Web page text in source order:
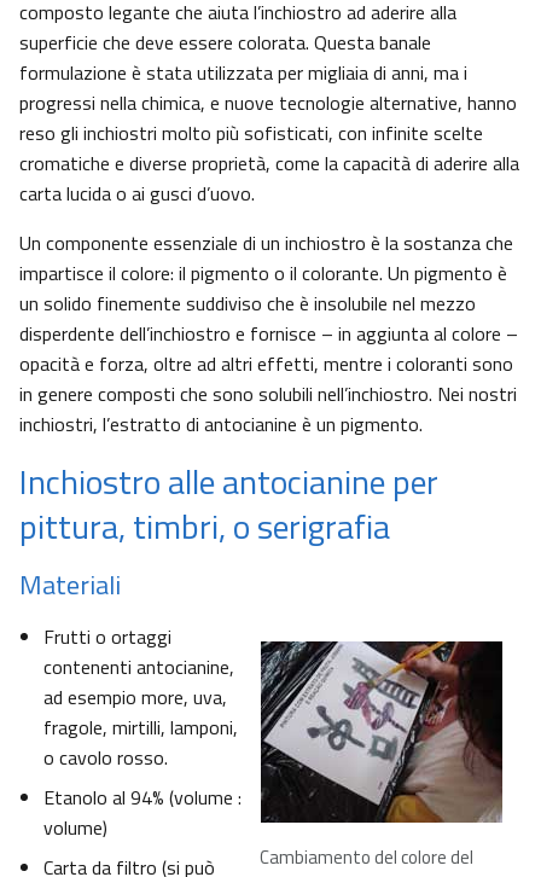
composto legante che aiuta l’inchiostro ad aderire alla
superficie che deve essere colorata. Questa banale
formulazione è stata utilizzata per migliaia di anni, ma i
progressi nella chimica, e nuove tecnologie alternative, hanno
reso gli inchiostri molto più sofisticati, con infinite scelte
cromatiche e diverse proprietà, come la capacità di aderire alla
carta lucida o ai gusci d’uovo.
Un componente essenziale di un inchiostro è la sostanza che
impartisce il colore: il pigmento o il colorante. Un pigmento è
un solido finemente suddiviso che è insolubile nel mezzo
disperdente dell’inchiostro e fornisce – in aggiunta al colore –
opacità e forza, oltre ad altri effetti, mentre i coloranti sono
in genere composti che sono solubili nell’inchiostro. Nei nostri
inchiostri, l’estratto di antocianine è un pigmento.
Inchiostro alle antocianine per
pittura, timbri, o serigrafia
Materiali
Cambiamento del colore del
Frutti o ortaggi
contenenti antocianine,
ad esempio more, uva,
fragole, mirtilli, lamponi,
o cavolo rosso.
Etanolo al 94% (volume :
volume)
Carta da filtro (si può